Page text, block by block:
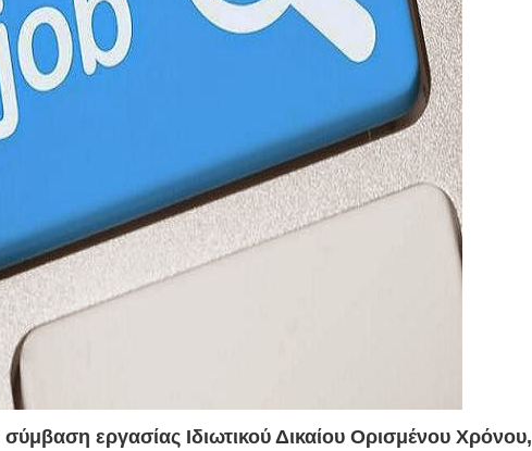
εργασίας Ιδιωτικού Δικαίου Ορισμένου Χρόνου,